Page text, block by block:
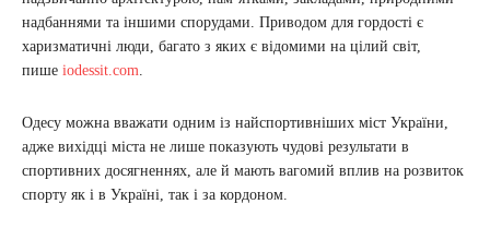
надбаннями та іншими спорудами. Приводом для гордості є
харизматичні люди, багато з яких є відомими на цілий світ,
пише iodessit.com
Одесу можна вважати одним із найспортивніших міст України,
адже вихідці міста не лише показують чудові результати в
спортивних досягненнях, але й мають вагомий вплив на розвиток
спорту як і в Україні, так і за кордоном.